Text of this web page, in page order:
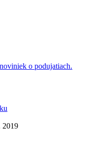
o podujatiach.
2019